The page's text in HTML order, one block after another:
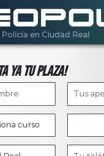
en Ciudad Real
ya tu plaza!